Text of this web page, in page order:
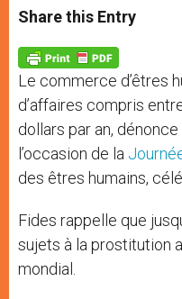
t
s
p
p
s
e
g
e
r
e
b
o
k
Share this Entry
Le commerce d’êtres
d’affaires compris
dollars par an,
l’occasion de la
des êtres humains,
Fides rappelle que
sujets à la prostitution
mondial.